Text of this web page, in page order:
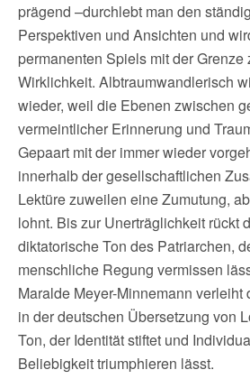
prägend –durchlebt man den
Perspektiven und Ansichten und
permanenten Spiels mit der
Wirklichkeit. Albtraumwandlerisch
wieder, weil die Ebenen zwischen
vermeintlicher Erinnerung und
Gepaart mit der immer wieder
innerhalb der gesellschaftlichen
Lektüre zuweilen eine Zumutung,
lohnt. Bis zur Unerträglichkeit rückt
diktatorische Ton des Patriarchen,
menschliche Regung vermissen
Maralde Meyer-Minnemann
in der deutschen Übersetzung von
Ton, der Identität stiftet und
Beliebigkeit triumphieren lässt.